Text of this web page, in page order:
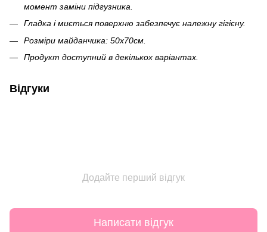
момент заміни підгузника.
Гладка і миється поверхню забезпечує належну гігієну.
Розміри майданчика: 50х70см.
Продукт доступний в декількох варіантах.
Відгуки
Додайте перший відгук
Написати відгук